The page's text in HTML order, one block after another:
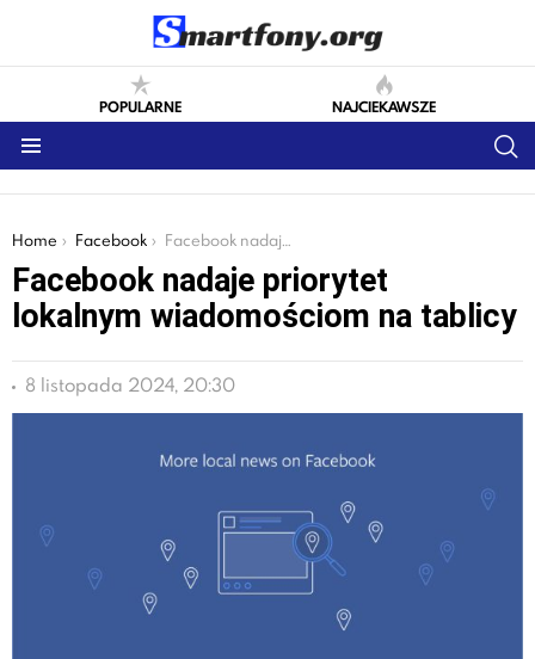
POPULARNE NAJCIEKAWSZE
You are here:
Home Facebook Facebook nadaje priorytet lokalnym wiadomościom na tablicy
Facebook nadaje priorytet
lokalnym wiadomościom na tablicy
8 listopada 2024, 20:30